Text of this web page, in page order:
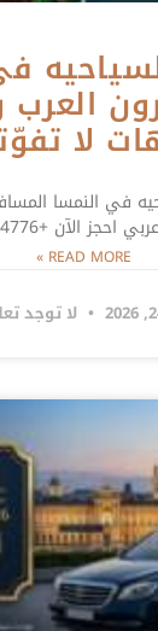
لا
في النمسا
الآن +31638154776
READ MORE »
لا توجد